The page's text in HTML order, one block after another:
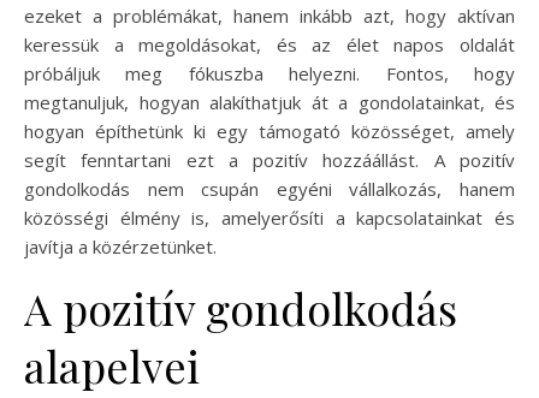
ezeket a problémákat, hanem inkább azt, hogy aktívan
keressük a megoldásokat, és az élet napos oldalát
próbáljuk meg fókuszba helyezni. Fontos, hogy
megtanuljuk, hogyan alakíthatjuk át a gondolatainkat, és
hogyan építhetünk ki egy támogató közösséget, amely
segít fenntartani ezt a pozitív hozzáállást. A pozitív
gondolkodás nem csupán egyéni vállalkozás, hanem
közösségi élmény is, amelyerősíti a kapcsolatainkat és
javítja a közérzetünket.
A pozitív gondolkodás
alapelvei